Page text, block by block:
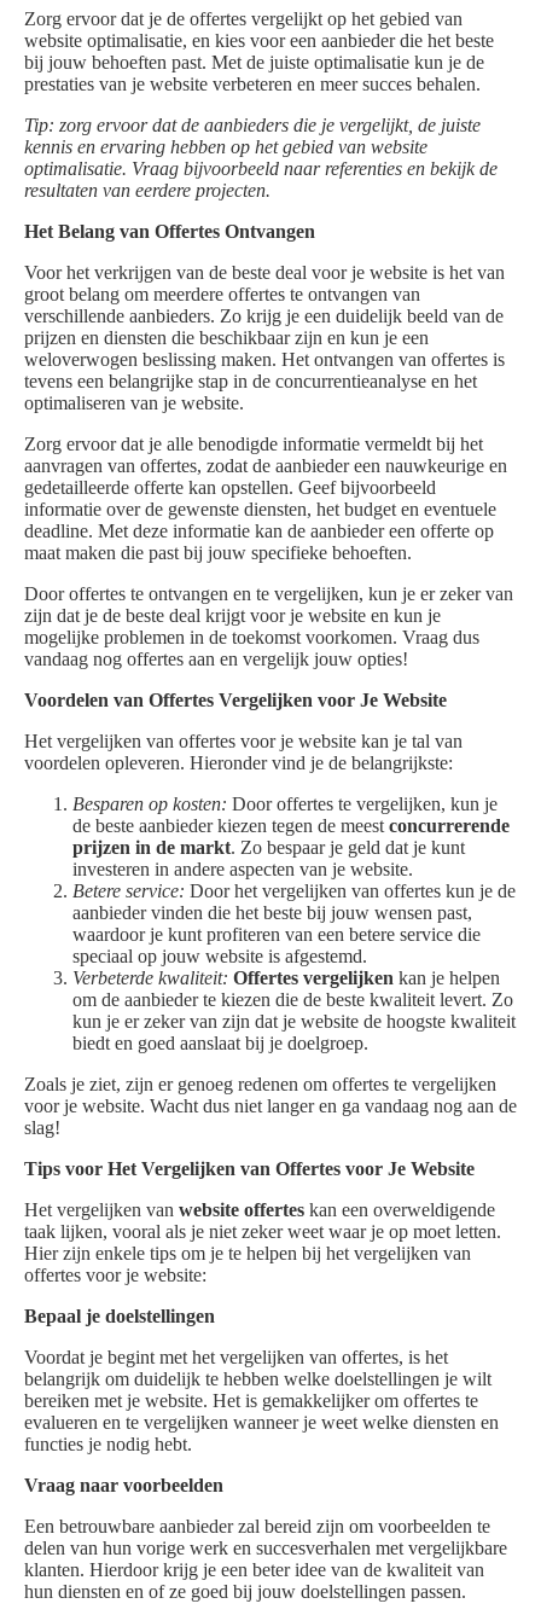
Zorg ervoor dat je de offertes vergelijkt op het gebied van
website optimalisatie, en kies voor een aanbieder die het beste
bij jouw behoeften past. Met de juiste optimalisatie kun je de
prestaties van je website verbeteren en meer succes behalen.
Tip: zorg ervoor dat de aanbieders die je vergelijkt, de juiste
kennis en ervaring hebben op het gebied van website
optimalisatie. Vraag bijvoorbeeld naar referenties en bekijk de
resultaten van eerdere projecten.
Het Belang van Offertes Ontvangen
Voor het verkrijgen van de beste deal voor je website is het van
groot belang om meerdere offertes te ontvangen van
verschillende aanbieders. Zo krijg je een duidelijk beeld van de
prijzen en diensten die beschikbaar zijn en kun je een
weloverwogen beslissing maken. Het ontvangen van offertes is
tevens een belangrijke stap in de concurrentieanalyse en het
optimaliseren van je website.
Zorg ervoor dat je alle benodigde informatie vermeldt bij het
aanvragen van offertes, zodat de aanbieder een nauwkeurige en
gedetailleerde offerte kan opstellen. Geef bijvoorbeeld
informatie over de gewenste diensten, het budget en eventuele
deadline. Met deze informatie kan de aanbieder een offerte op
maat maken die past bij jouw specifieke behoeften.
Door offertes te ontvangen en te vergelijken, kun je er zeker van
zijn dat je de beste deal krijgt voor je website en kun je
mogelijke problemen in de toekomst voorkomen. Vraag dus
vandaag nog offertes aan en vergelijk jouw opties!
Voordelen van Offertes Vergelijken voor Je Website
Het vergelijken van offertes voor je website kan je tal van
voordelen opleveren. Hieronder vind je de belangrijkste:
Besparen op kosten: Door offertes te vergelijken, kun je
de beste aanbieder kiezen tegen de meest concurrerende
prijzen in de markt. Zo bespaar je geld dat je kunt
investeren in andere aspecten van je website.
Betere service: Door het vergelijken van offertes kun je de
aanbieder vinden die het beste bij jouw wensen past,
waardoor je kunt profiteren van een betere service die
speciaal op jouw website is afgestemd.
Verbeterde kwaliteit: Offertes vergelijken kan je helpen
om de aanbieder te kiezen die de beste kwaliteit levert. Zo
kun je er zeker van zijn dat je website de hoogste kwaliteit
biedt en goed aanslaat bij je doelgroep.
Zoals je ziet, zijn er genoeg redenen om offertes te vergelijken
voor je website. Wacht dus niet langer en ga vandaag nog aan de
slag!
Tips voor Het Vergelijken van Offertes voor Je Website
Het vergelijken van website offertes kan een overweldigende
taak lijken, vooral als je niet zeker weet waar je op moet letten.
Hier zijn enkele tips om je te helpen bij het vergelijken van
offertes voor je website:
Bepaal je doelstellingen
Voordat je begint met het vergelijken van offertes, is het
belangrijk om duidelijk te hebben welke doelstellingen je wilt
bereiken met je website. Het is gemakkelijker om offertes te
evalueren en te vergelijken wanneer je weet welke diensten en
functies je nodig hebt.
Vraag naar voorbeelden
Een betrouwbare aanbieder zal bereid zijn om voorbeelden te
delen van hun vorige werk en succesverhalen met vergelijkbare
klanten. Hierdoor krijg je een beter idee van de kwaliteit van
hun diensten en of ze goed bij jouw doelstellingen passen.